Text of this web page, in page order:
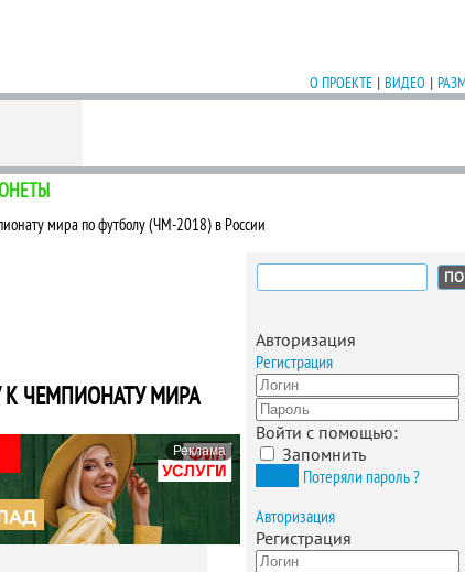
О ПРОЕКТЕ | ВИДЕО |
мира по футболу (ЧМ-2018) в России
ЧЕМПИОНАТУ МИРА
Реклама
Найти:
Авторизация
Регистрация
Войти с помощью:
Запомнить
Потеряли пароль ?
Авторизация
Регистрация